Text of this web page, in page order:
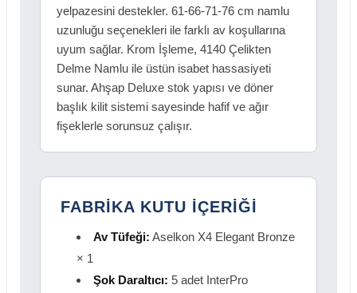
yelpazesini destekler. 61-66-71-76 cm namlu
uzunluğu seçenekleri ile farklı av koşullarına
uyum sağlar. Krom İşleme, 4140 Çelikten
Delme Namlu ile üstün isabet hassasiyeti
sunar. Ahşap Deluxe stok yapısı ve döner
başlık kilit sistemi sayesinde hafif ve ağır
fişeklerle sorunsuz çalışır.
FABRİKA KUTU İÇERİĞİ
Av Tüfeği: Aselkon X4 Elegant Bronze
× 1
Şok Daraltıcı: 5 adet InterPro